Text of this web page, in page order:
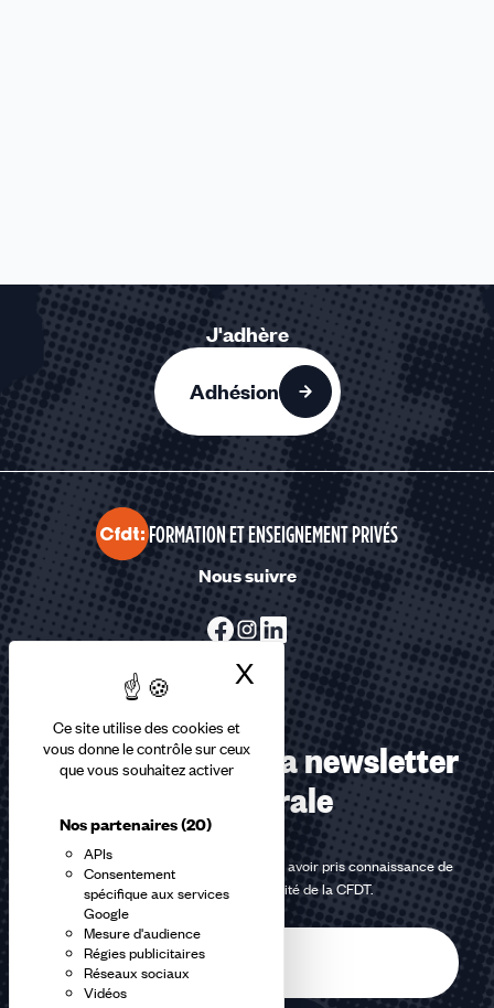
Ce site utilise des cookies et
vous donne le contrôle sur ceux
que vous souhaitez activer
Nos partenaires(20)
APIs
Consentement
spécifique aux services
Google
Mesure d'audience
Régies publicitaires
Réseaux sociaux
Vidéos
X Masquer le
J'adhère
Adhésion
FORMATION ET ENSEIGNEMENT PRIVÉS
Nous suivre
Abonnez-vous à la newsletter
confédérale
En m'inscrivant à la newsletter, j'affirme avoir pris connaissance de
lapolitique de confidentialité de la CFDT.